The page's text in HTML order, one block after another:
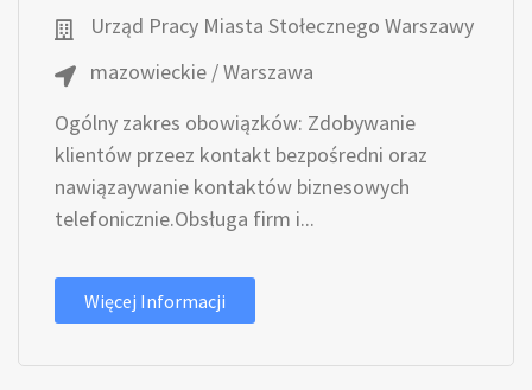
Urząd Pracy Miasta Stołecznego Warszawy
mazowieckie / Warszawa
Ogólny zakres obowiązków: Zdobywanie
klientów przeez kontakt bezpośredni oraz
nawiązaywanie kontaktów biznesowych
telefonicznie.Obsługa firm i...
Więcej Informacji